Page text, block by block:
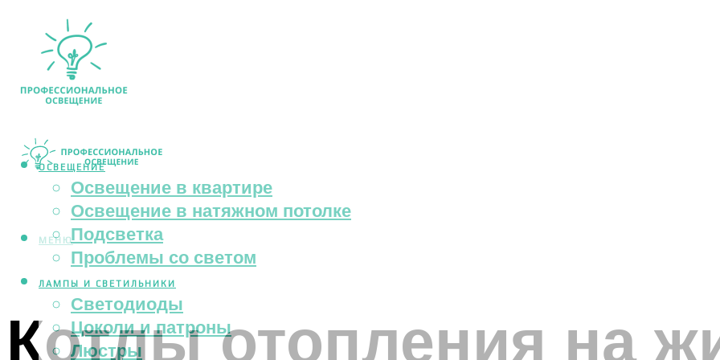
ОСВЕЩЕНИЕ
Освещение в квартире
Освещение в натяжном потолке
Подсветка
Проблемы со светом
ЛАМПЫ И СВЕТИЛЬНИКИ
Светодиоды
Цоколи и патроны
Люстры
МЕНЮ
Котлы отопления на